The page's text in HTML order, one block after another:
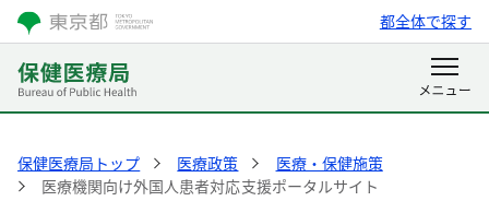
都全体で探す
保健医療局トップ 医療政策
医療・保健施策
医療機関向け外国人患者対応支援ポータルサイト